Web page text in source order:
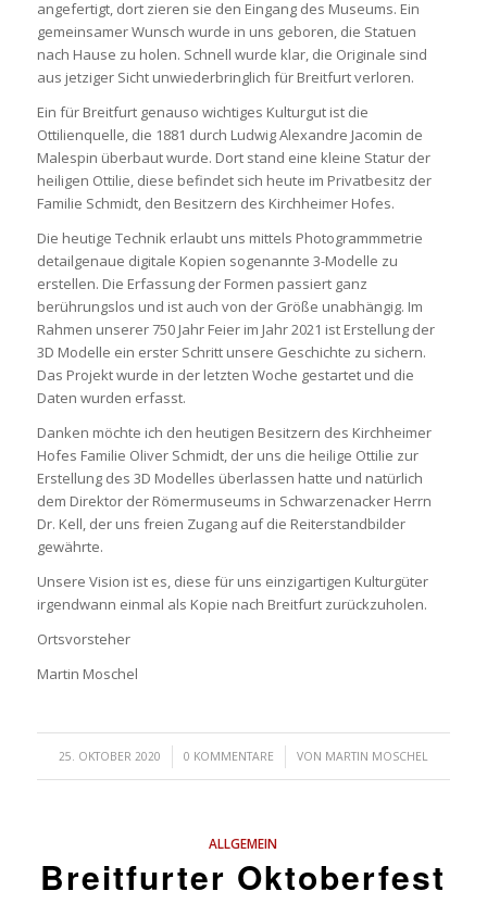
angefertigt, dort zieren sie den Eingang des Museums. Ein
gemeinsamer Wunsch wurde in uns geboren, die Statuen
nach Hause zu holen. Schnell wurde klar, die Originale sind
aus jetziger Sicht unwiederbringlich für Breitfurt verloren.
Ein für Breitfurt genauso wichtiges Kulturgut ist die
Ottilienquelle, die 1881 durch Ludwig Alexandre Jacomin de
Malespin überbaut wurde. Dort stand eine kleine Statur der
heiligen Ottilie, diese befindet sich heute im Privatbesitz der
Familie Schmidt, den Besitzern des Kirchheimer Hofes.
Die heutige Technik erlaubt uns mittels Photogrammmetrie
detailgenaue digitale Kopien sogenannte 3-Modelle zu
erstellen. Die Erfassung der Formen passiert ganz
berührungslos und ist auch von der Größe unabhängig. Im
Rahmen unserer 750 Jahr Feier im Jahr 2021 ist Erstellung der
3D Modelle ein erster Schritt unsere Geschichte zu sichern.
Das Projekt wurde in der letzten Woche gestartet und die
Daten wurden erfasst.
Danken möchte ich den heutigen Besitzern des Kirchheimer
Hofes Familie Oliver Schmidt, der uns die heilige Ottilie zur
Erstellung des 3D Modelles überlassen hatte und natürlich
dem Direktor der Römermuseums in Schwarzenacker Herrn
Dr. Kell, der uns freien Zugang auf die Reiterstandbilder
gewährte.
Unsere Vision ist es, diese für uns einzigartigen Kulturgüter
irgendwann einmal als Kopie nach Breitfurt zurückzuholen.
Ortsvorsteher
Martin Moschel
25. OKTOBER 2020
/ 0 KOMMENTARE
/ VON MARTIN MOSCHEL
ALLGEMEIN
Breitfurter Oktoberfest